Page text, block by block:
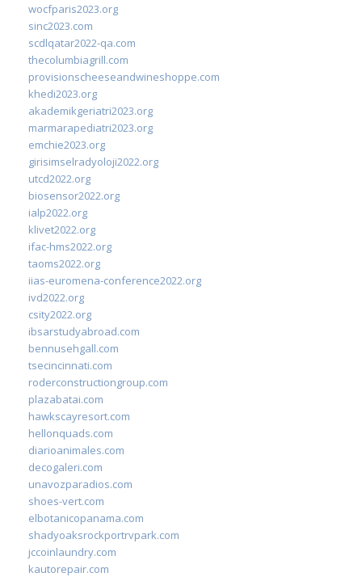
wocfparis2023.org
sinc2023.com
scdlqatar2022-qa.com
thecolumbiagrill.com
provisionscheeseandwineshoppe.com
khedi2023.org
akademikgeriatri2023.org
marmarapediatri2023.org
emchie2023.org
girisimselradyoloji2022.org
utcd2022.org
biosensor2022.org
ialp2022.org
klivet2022.org
ifac-hms2022.org
taoms2022.org
iias-euromena-conference2022.org
ivd2022.org
csity2022.org
ibsarstudyabroad.com
bennusehgall.com
tsecincinnati.com
roderconstructiongroup.com
plazabatai.com
hawkscayresort.com
hellonquads.com
diarioanimales.com
decogaleri.com
unavozparadios.com
shoes-vert.com
elbotanicopanama.com
shadyoaksrockportrvpark.com
jccoinlaundry.com
kautorepair.com